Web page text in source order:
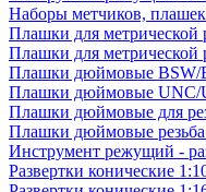
Наборы метчиков,
Плашки для метрической
Плашки для
Плашки дюймовые BSW/
Плашки дюймовые UNC/
Плашки дюймовые для
Плашки дюймовые
Инструмент режущий -
Развертки конические